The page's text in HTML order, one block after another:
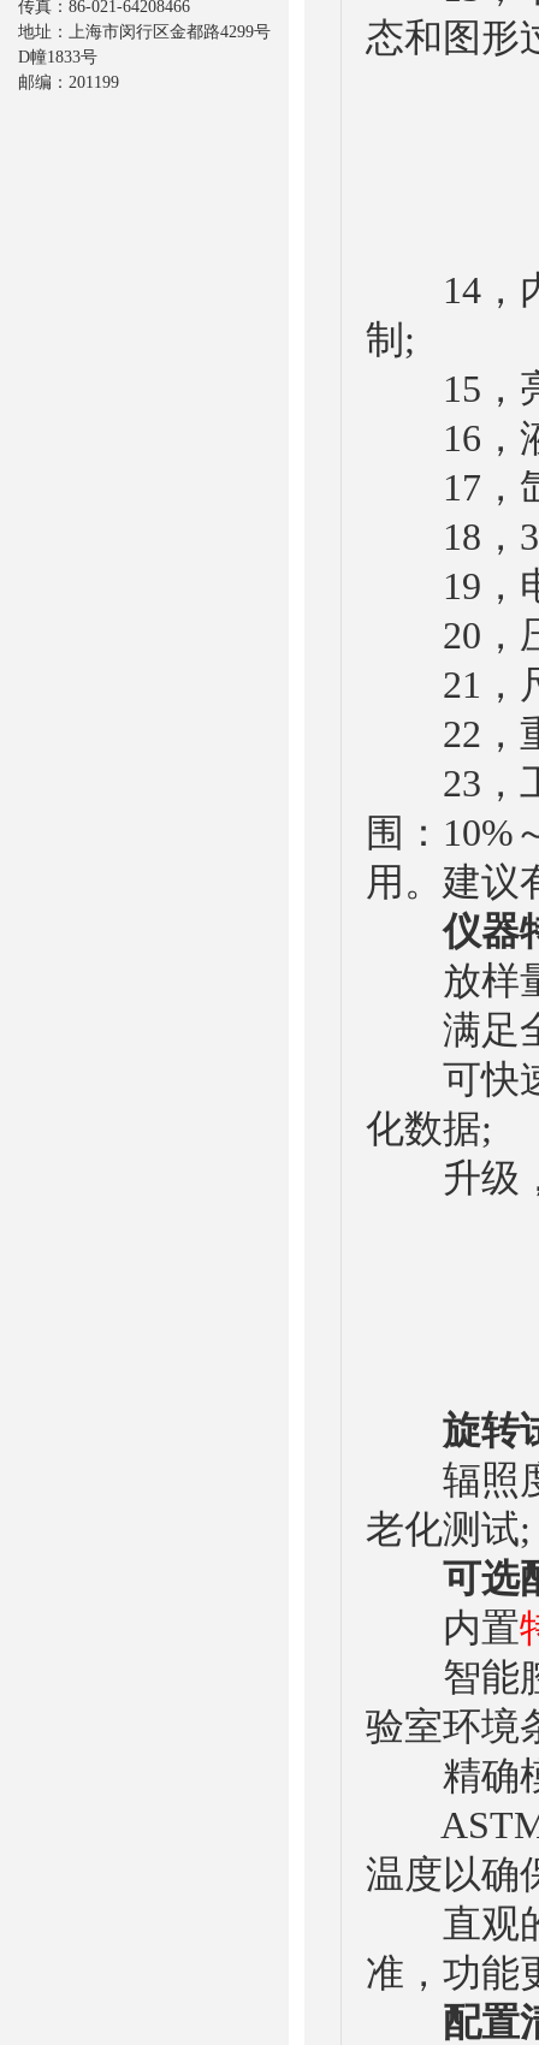
态和图形
14，内
制;
15，亮
16，液
17，氙
18，
19，电
20，压
21，尺
22，重
23，工
围：10%
用。建议
仪器
放样量
满足全
可快速
化数据;
升级，
旋转
辐照度
老化测试;
可选
内置
智能腔
验室环境
精确模
ASTM
温度以确
直观的
准，功能
配置
传真：86-021-64208466
地址：上海市闵行区金都路4299号
D幢1833号
邮编：201199